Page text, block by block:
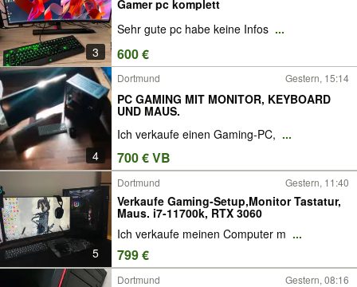
3
Gamer pc komplett
Sehr gute pc habe keine Infos ...
600 €
4
Dortmund Gestern, 15:14
PC GAMING MIT MONITOR, KEYBOARD
UND MAUS.
Ich verkaufe einen Gaming-PC, ...
700 € VB
5
Dortmund Gestern, 11:40
Verkaufe Gaming-Setup,Monitor Tastatur,
Maus. i7-11700k, RTX 3060
Ich verkaufe meinen Computer m ...
799 €
Dortmund Gestern, 08:16